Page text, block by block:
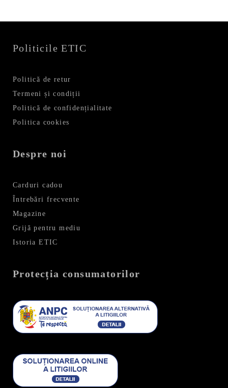
Politicile ETIC
Politică de retur
Termeni și condiții
Politică de confidențialitate
Politica cookies
Despre noi
Carduri cadou
Întrebări frecvente
Magazine
Grijă pentru mediu
Istoria ETIC
Protecția consumatorilor